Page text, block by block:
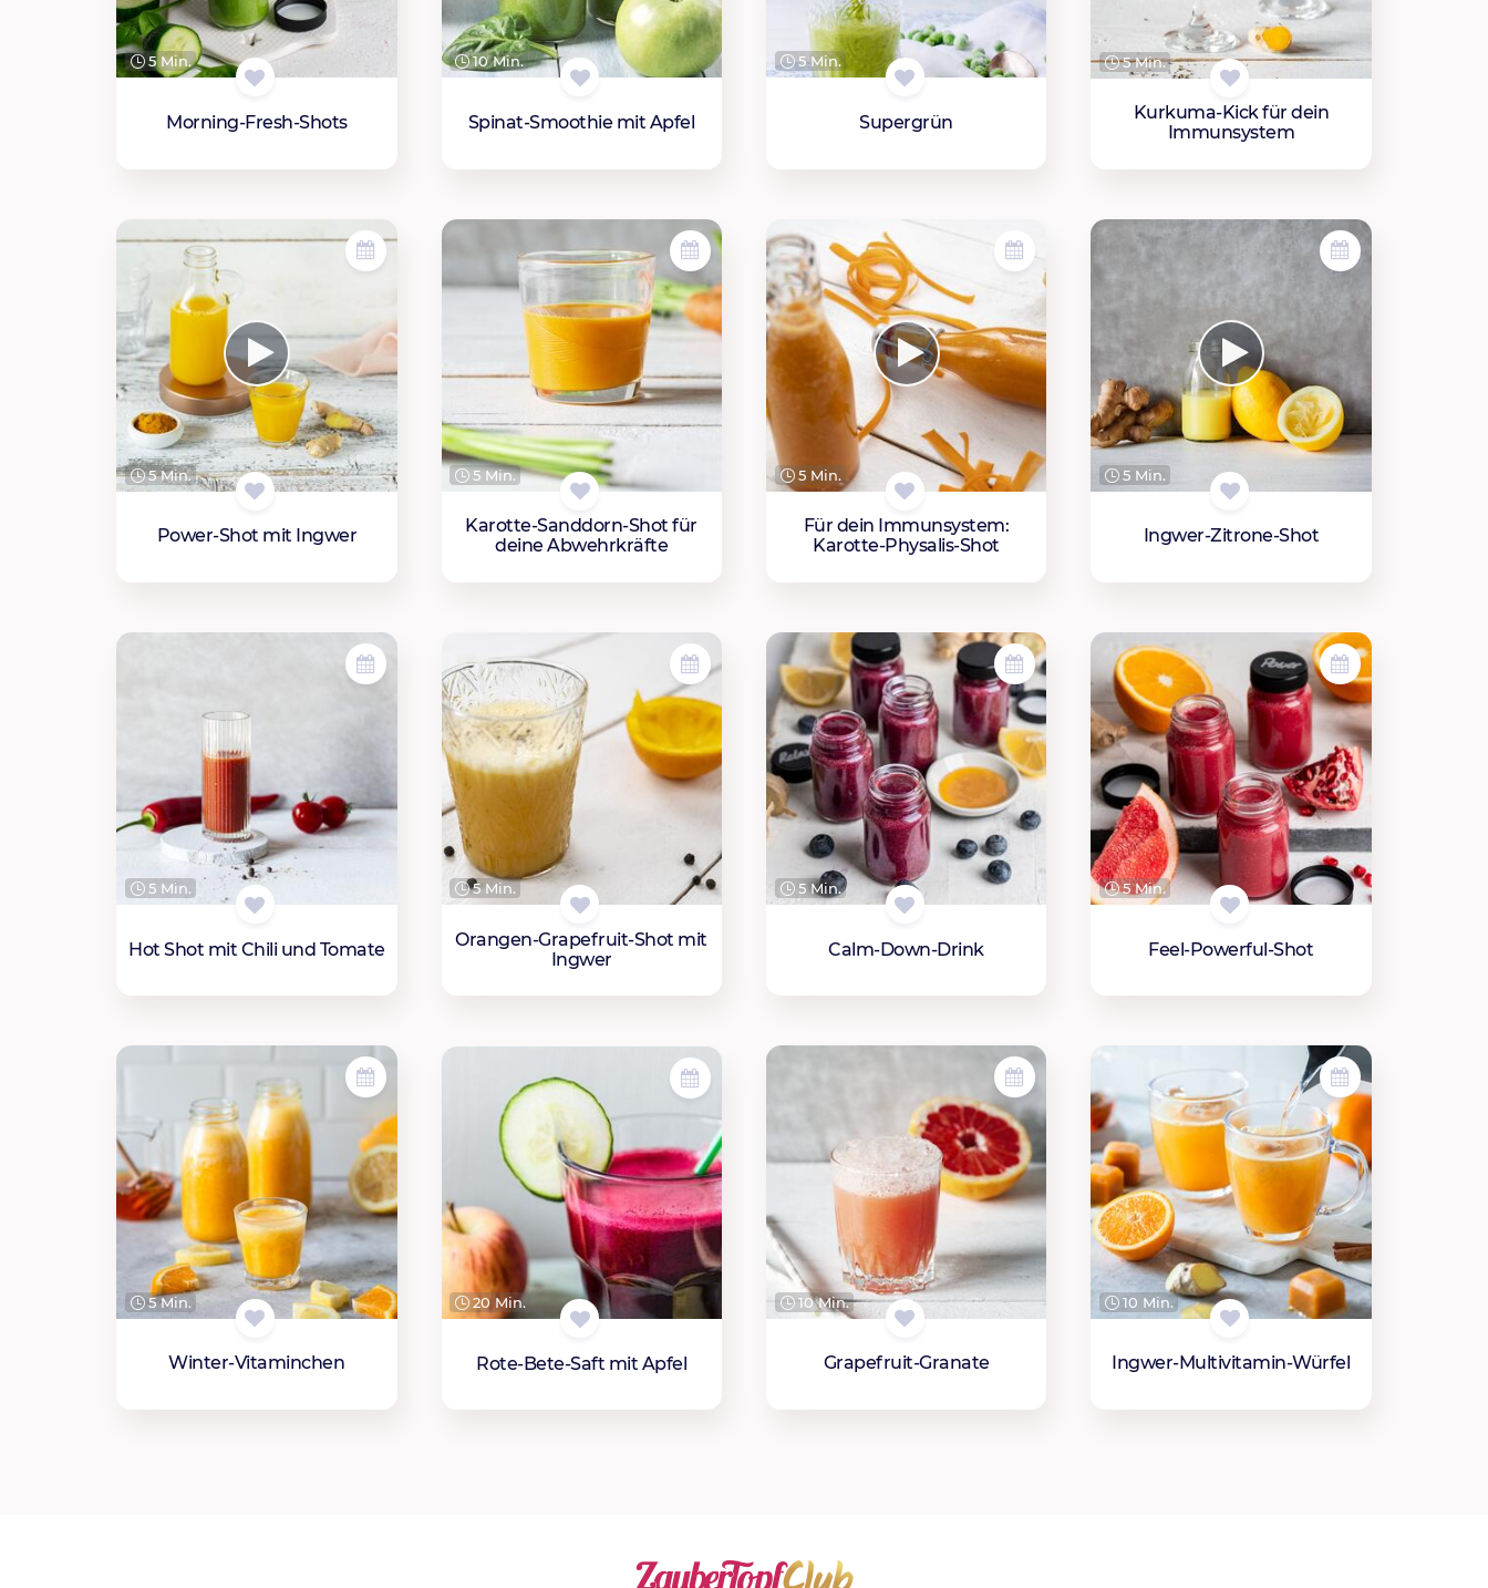
5 Min.
Morning-Fresh-Shots
10 Min.
Spinat-Smoothie mit Apfel
5 Min.
Supergrün
5 Min.
Kurkuma-Kick für dein
Immunsystem
5 Min.
Power-Shot mit Ingwer
5 Min.
Karotte-Sanddorn-Shot für
deine Abwehrkräfte
5 Min.
Für dein Immunsystem:
Karotte-Physalis-Shot
5 Min.
Ingwer-Zitrone-Shot
5 Min.
Hot Shot mit Chili und Tomate
5 Min.
Orangen-Grapefruit-Shot mit
Ingwer
5 Min.
Calm-Down-Drink
5 Min.
Feel-Powerful-Shot
5 Min.
Winter-Vitaminchen
20 Min.
Rote-Bete-Saft mit Apfel
10 Min.
Grapefruit-Granate
10 Min.
Ingwer-Multivitamin-Würfel